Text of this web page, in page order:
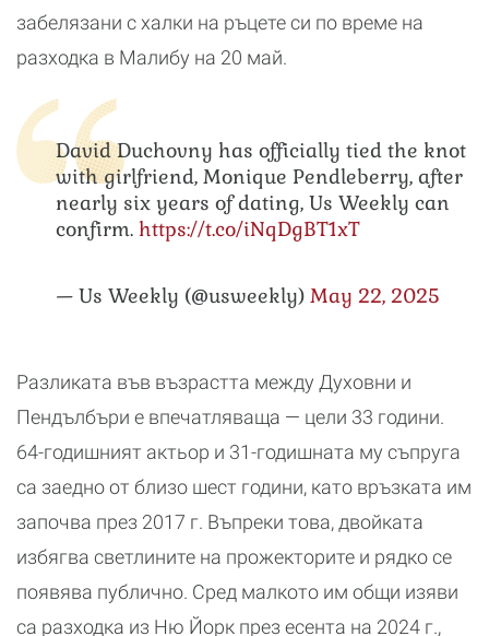
забелязани с халки на ръцете си по време на
разходка в Малибу на 20 май.
David Duchovny has officially tied the knot
with girlfriend, Monique Pendleberry, after
nearly six years of dating, Us Weekly can
confirm. https://t.co/iNqDgBT1xT
— Us Weekly (@usweekly) May 22, 2025
Разликата във възрастта между Духовни и
Пендълбъри е впечатляваща — цели 33 години.
64-годишният актьор и 31-годишната му съпруга
са заедно от близо шест години, като връзката им
започва през 2017 г. Въпреки това, двойката
избягва светлините на прожекторите и рядко се
появява публично. Сред малкото им общи изяви
са разходка из Ню Йорк през есента на 2024 г.,